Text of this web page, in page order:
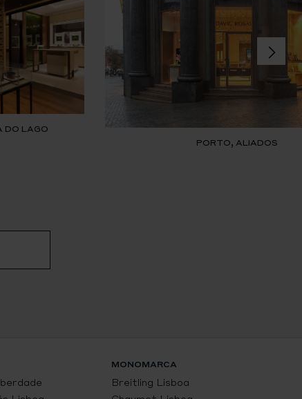
DO LAGO
PORTO, ALIADOS
MONOMARCA
Breitling Lisboa